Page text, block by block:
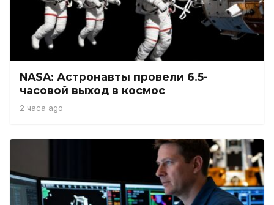
NASA: Астронавты провели 6.5-
часовой выход в космос
2 часа ago